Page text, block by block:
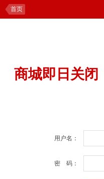
首页
商城即日关闭
用户名：
密 码：